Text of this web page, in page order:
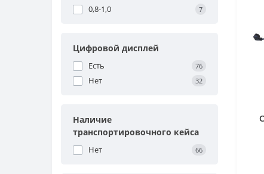
0,8-1,0 7
Цифровой дисплей
Есть 76
Нет 32
Наличие
транспортировочного кейса
Нет 66